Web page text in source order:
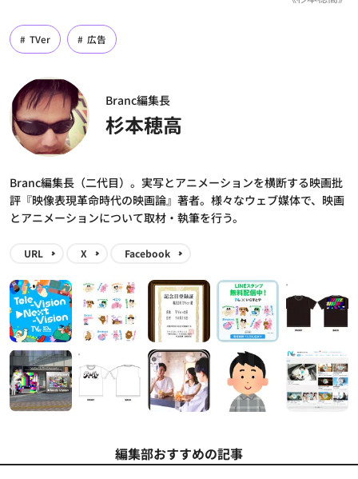
TVer 広告
Branc編集長
杉本穂高
Branc編集長（二代目）。実写とアニメーションを横断する映画批
評『映像表現革命時代の映画論』著者。様々なウェブ媒体で、映画
とアニメーションについて取材・執筆を行う。
URL X Facebook
編集部おすすめの記事